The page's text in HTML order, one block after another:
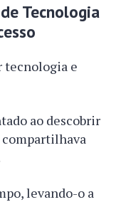
Tecnologia
tecnologia e
ao descobrir
levando-o a